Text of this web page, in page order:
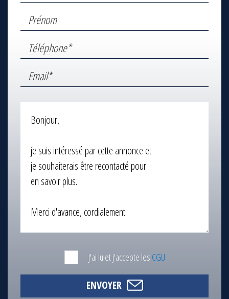
J'ai lu et j'accepte les CGU
ENVOYER